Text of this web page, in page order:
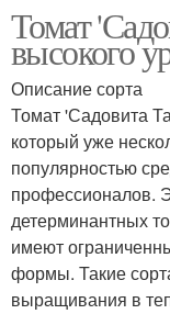
Томат
высокого
Описание сорта
Томат 'Садовита
который уже
популярностью
профессионалов.
детерминантных
имеют
формы. Такие
выращивания в